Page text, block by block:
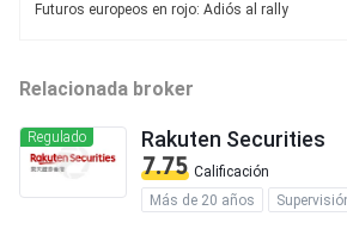
Futuros europeos en rojo: Adiós al rally
Relacionada broker
Regulado Rakuten Securities
7.75 Calificación
Más de 20 años